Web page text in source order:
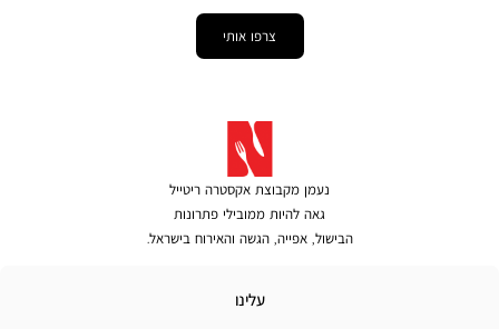
צרפו אותי
נעמן מקבוצת אקסטרה ריטייל
גאה להיות ממובילי פתרונות
הבישול, אפייה, הגשה והאירוח בישראל.
עלינו